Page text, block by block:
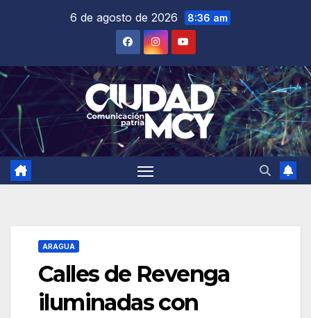
6 de agosto de 2026 8:36 am
ARAGUA
Calles de Revenga
iluminadas con